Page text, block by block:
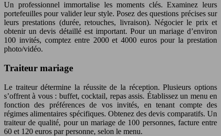
Un professionnel immortalise les moments clés. Examinez leurs
portefeuilles pour valider leur style. Posez des questions précises sur
leurs prestations (durée, retouches, livraison). Négocier le prix et
obtenir un devis détaillé est important. Pour un mariage d’environ
100 invités, comptez entre 2000 et 4000 euros pour la prestation
photo/vidéo.
Traiteur mariage
Le traiteur détermine la réussite de la réception. Plusieurs options
s’offrent à vous : buffet, cocktail, repas assis. Établissez un menu en
fonction des préférences de vos invités, en tenant compte des
régimes alimentaires spécifiques. Obtenez des devis comparatifs. Un
traiteur de qualité, pour un mariage de 100 personnes, facture entre
60 et 120 euros par personne, selon le menu.